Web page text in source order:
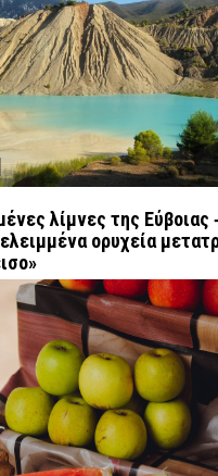
λίμνες της Εύβοιας
ορυχεία